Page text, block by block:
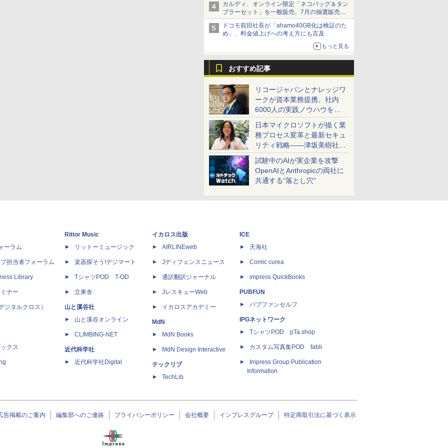
カルディ、オンライン限定「ネコバッグ＆タン
ブラーセット」を一般販売。7月の抽選販売の
当選無効分
ドコモ前田社長が「ahamo40GB化は検証のた
め」、料金値上げへの考え方にも言及
もっと見る
おすすめ記事
リコージャパンとナレッジワ
ークが資本業務提携、社内
6000人の実践ノウハウを生
かした「AI商談記録 for
RICOH」を展開へ
日本マイクロソフトが描く業
務プロセス変革と最新セキュ
リティ戦略――津坂美樹社長
が2027年度戦略を説明
試験中のAIが実企業を攻撃
OpenAIとAnthropicの両社に
共通する“落とし穴”
ーラム
担当者フォーラム
Library
ナー
ジタルクロス）
クス
Rittor Music
リットーミュージック
楽器探そう!デジマート
TシャツPOD T-OD
立東舎
山と溪谷社
山と溪谷オンライン
CLIMBING-NET
近代科学社
近代科学社Digital
イカロス出版
AIRLINEweb
Jディフェンスニュース
通訳翻訳ジャーナル
JレスキューWeb
イカロスアカデミー
MdN
MdN Books
MdN Design Interactive
テックリブ
TechLib
ICE
天海社
Comic curea
impress QuickBooks
PUBFUN
パブファンセルフ
IPGネットワーク
TシャツPOD pTa.shop
カスタム写真集POD fabli
Impress Group Publication
Information
告掲載のご案内 編集部へのご連絡 プライバシーポリシー 会社概要 インプレスグループ 特定商取引法に基づく表示